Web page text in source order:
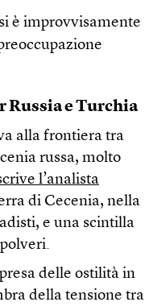
è improvvisamente
Russia e Turchia
alla frontiera tra
russa, molto
l’analista
di Cecenia, nella
e una scintilla
delle ostilità in
della tensione tra